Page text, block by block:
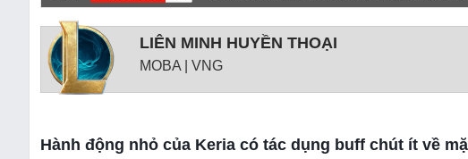
LIÊN MINH HUYỀN THOẠI
MOBA | VNG
Hành động nhỏ của Keria có tác dụng buff chút ít về